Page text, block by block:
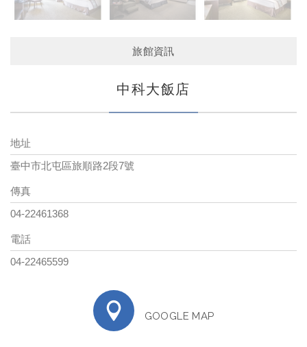
旅館資訊
中科大飯店
地址
臺中市北屯區旅順路2段7號
傳真
04-22461368
電話
04-22465599
GOOGLE MAP